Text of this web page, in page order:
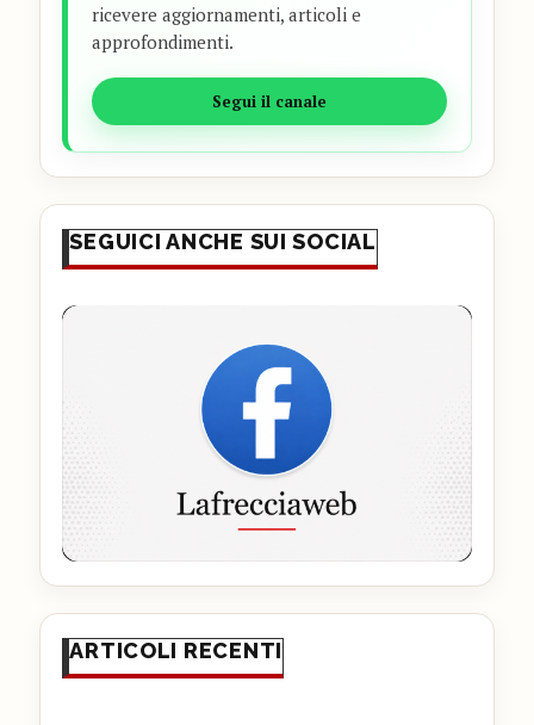
ricevere aggiornamenti, articoli e
approfondimenti.
Segui il canale
SEGUICI ANCHE SUI SOCIAL
ARTICOLI RECENTI